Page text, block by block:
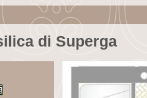
di Superga